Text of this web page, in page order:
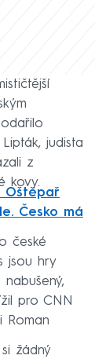
judista
z
kovy.
Oštěpař
Česko má
české
jsou hry
pro CNN
Roman
žádný